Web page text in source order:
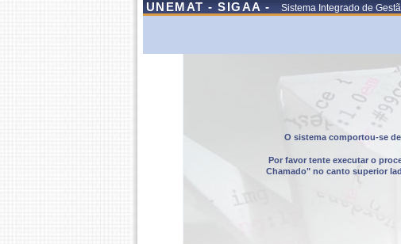
UNEMAT - SIGAA - Sistema Integrado de
O sistema comportou-se
Por favor tente executar o
Chamado" no canto superior